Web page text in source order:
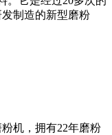
制造的新型磨粉
机，拥有22年磨粉